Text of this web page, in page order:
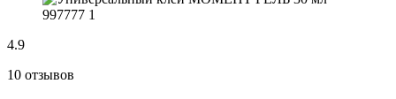
4.9
10 отзывов